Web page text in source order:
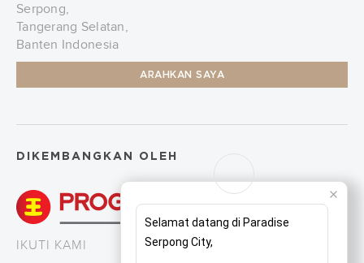
Serpong,
Tangerang Selatan,
Banten Indonesia
ARAHKAN SAYA
DIKEMBANGKAN OLEH
IKUTI KAMI
Selamat datang di Paradise
Serpong City,